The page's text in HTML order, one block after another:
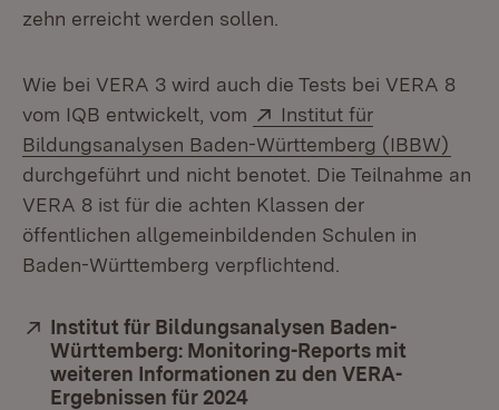
zehn erreicht werden sollen.
Wie bei VERA 3 wird auch die Tests bei VERA 8
vom IQB entwickelt, vom
Extern:
Institut für
Bildungsanalysen Baden-Württemberg (IBBW)
durchgeführt und nicht benotet. Die Teilnahme an
VERA 8 ist für die achten Klassen der
öffentlichen allgemeinbildenden Schulen in
Baden-Württemberg verpflichtend.
Extern:
Institut für Bildungsanalysen Baden-
Württemberg: Monitoring-Reports mit
weiteren Informationen zu den VERA-
Ergebnissen für 2024